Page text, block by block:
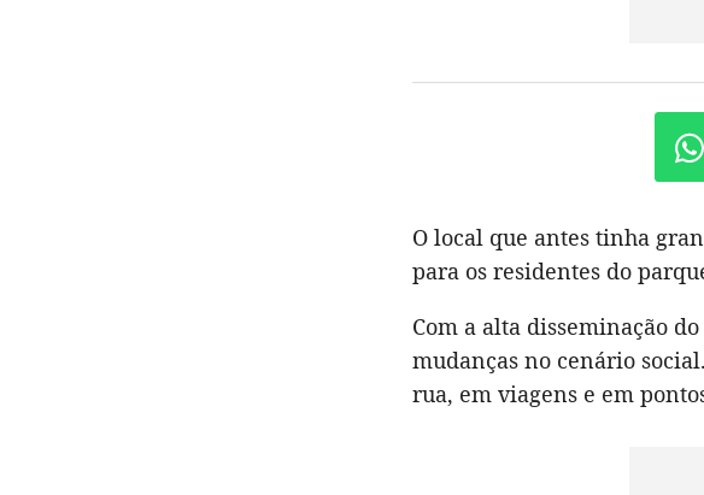
O local que antes tinha
para os residentes do
Com a alta disseminação
mudanças no cenário
rua, em viagens e em